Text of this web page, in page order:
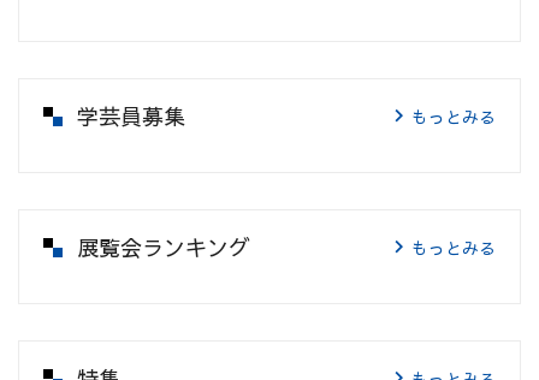
学芸員募集 もっとみる
展覧会ランキング もっとみる